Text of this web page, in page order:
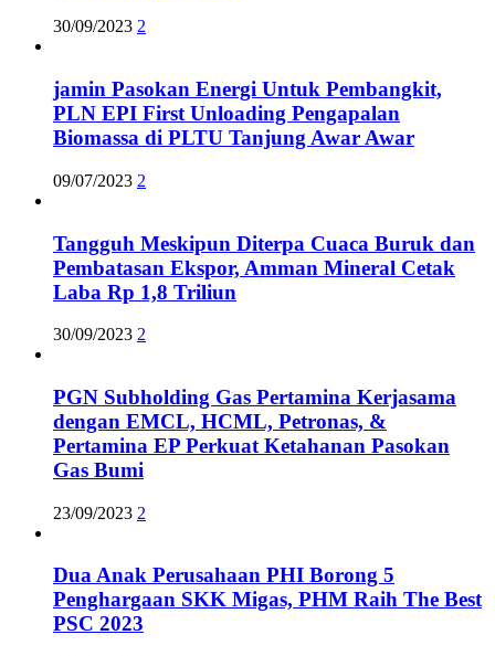
30/09/2023 2
jamin Pasokan Energi Untuk Pembangkit,
PLN EPI First Unloading Pengapalan
Biomassa di PLTU Tanjung Awar Awar
09/07/2023 2
Tangguh Meskipun Diterpa Cuaca Buruk dan
Pembatasan Ekspor, Amman Mineral Cetak
Laba Rp 1,8 Triliun
30/09/2023 2
PGN Subholding Gas Pertamina Kerjasama
dengan EMCL, HCML, Petronas, &
Pertamina EP Perkuat Ketahanan Pasokan
Gas Bumi
23/09/2023 2
Dua Anak Perusahaan PHI Borong 5
Penghargaan SKK Migas, PHM Raih The Best
PSC 2023